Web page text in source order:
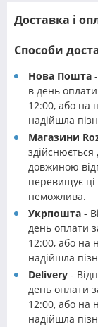
Доставка і
Способи
Нова Пошта
в день
12:00, або на
надійшла
Магазини
довжиною
перевищує ці
неможлива.
Укрпошта -
день оплати
12:00, або на
надійшла
Delivery -
день оплати
12:00, або на
надійшла